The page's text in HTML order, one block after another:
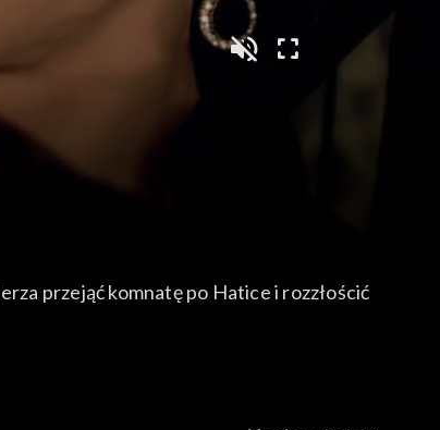
przejąć komnatę po Hatice i rozzłościć